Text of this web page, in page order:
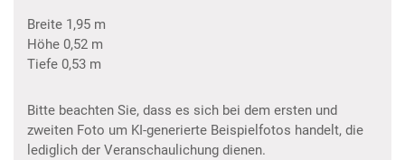
Breite 1,95 m
Höhe 0,52 m
Tiefe 0,53 m
Bitte beachten Sie, dass es sich bei dem ersten und
zweiten Foto um KI-generierte Beispielfotos handelt, die
lediglich der Veranschaulichung dienen.